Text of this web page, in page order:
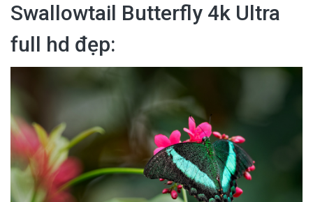
Swallowtail Butterfly 4k Ultra
full hd đẹp: